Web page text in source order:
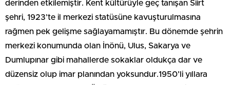
derinden etkilemiştir. Kent kültürüyle geç tanışan Siirt
şehri, 1923’te il merkezi statüsüne kavuşturulmasına
rağmen pek gelişme sağlayamamıştır. Bu dönemde şehrin
merkezi konumunda olan İnönü, Ulus, Sakarya ve
Dumlupınar gibi mahallerde sokaklar oldukça dar ve
düzensiz olup imar planından yoksundur.1950’li yıllara